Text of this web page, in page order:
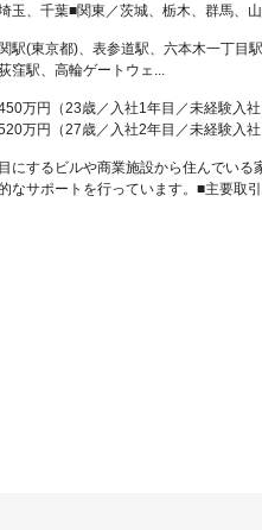
玉、千葉■関東／茨城、栃木、群馬、山
駅(東京都)、表参道駅、六本木一丁目
窪駅、高輪ゲートウェ...
万円（23歳／入社1年目／未経験入社
万円（27歳／入社2年目／未経験入社
にするビルや商業施設から住んでいる
なサポートを行っています。■主要取引